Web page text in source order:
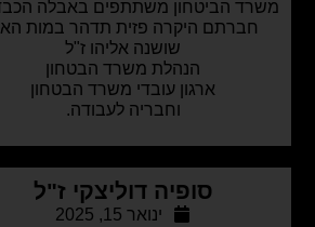
הביטחון משתתפים באבלה הכבד של
חברתם היקרה פזית תדהר במות האם
שושנה אליהו ז"ל
הנהלת משרד הבטחון
ארגון עובדי משרד הבטחון
וחבריה לעבודה.
סופיה דוליצקי ז"ל
ינואר 15, 2025